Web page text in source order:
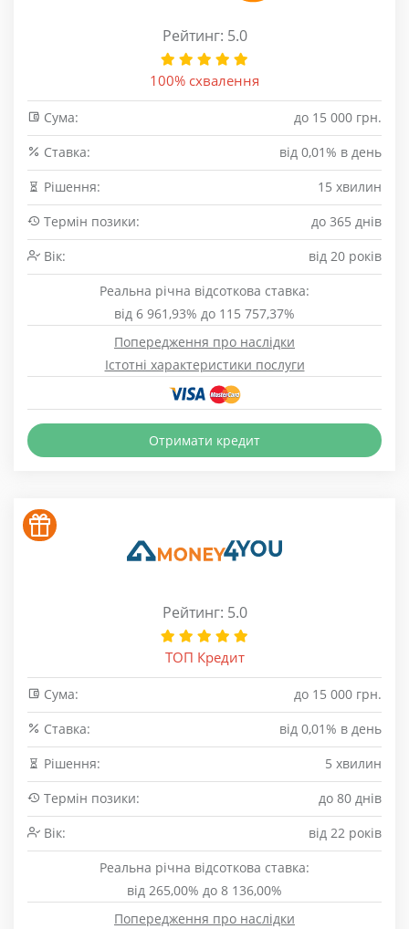
Рейтинг: 5.0
100% схвалення
Сума:
до 15 000 грн.
Cтавка:
від 0,01% в день
Рішення:
15 хвилин
Термін позики:
до 365 днів
Вік:
від 20 років
Реальна річна відсоткова ставка:
від 6 961,93% до 115 757,37%
Попередження про наслідки
Істотні характеристики послуги
Отримати кредит
Рейтинг: 5.0
ТОП Кредит
Сума:
до 15 000 грн.
Cтавка:
від 0,01% в день
Рішення:
5 хвилин
Термін позики:
до 80 днів
Вік:
від 22 років
Реальна річна відсоткова ставка:
від 265,00% до 8 136,00%
Попередження про наслідки